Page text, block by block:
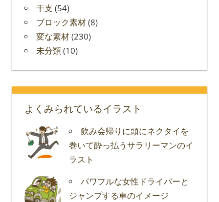
干支 (54)
ブロック素材(8)
変な素材(230)
未分類(10)
よくみられているイラスト
飲み会帰りに頭にネクタイを
巻いて酔っ払うサラリーマンのイ
ラスト
パワフルな女性ドライバーと
ジャンプする車のイメージ